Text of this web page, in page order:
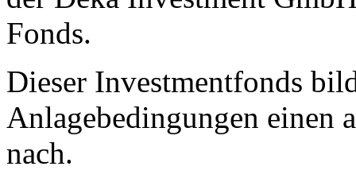
Fonds.
Dieser Investmentfonds
Anlagebedingungen einen
nach.